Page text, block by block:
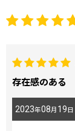
存在感のある
2023年08月 19 日